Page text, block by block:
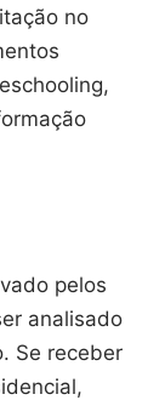
no
pelos
analisado
Se receber